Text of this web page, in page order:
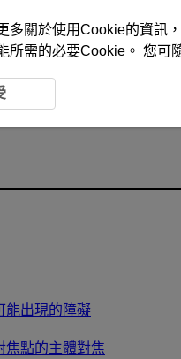
能出現的障礙
焦點的主體對焦
多關於使用Cookie的資訊
所需的必要Cookie。 您可